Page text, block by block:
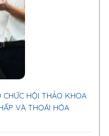
HỘI THẢO KHOA
VÀ THOÁI HÓA